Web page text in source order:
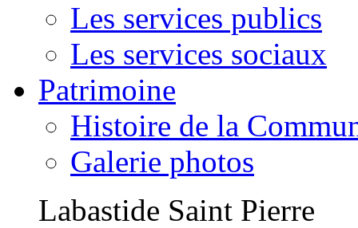
Les services publics
Les services sociaux
Patrimoine
Histoire de la
Galerie photos
Labastide Saint Pierre